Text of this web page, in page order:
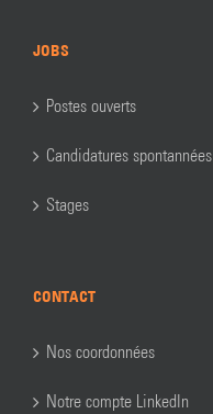
JOBS
Postes ouverts
Candidatures spontannées
Stages
CONTACT
Nos coordonnées
Notre compte LinkedIn